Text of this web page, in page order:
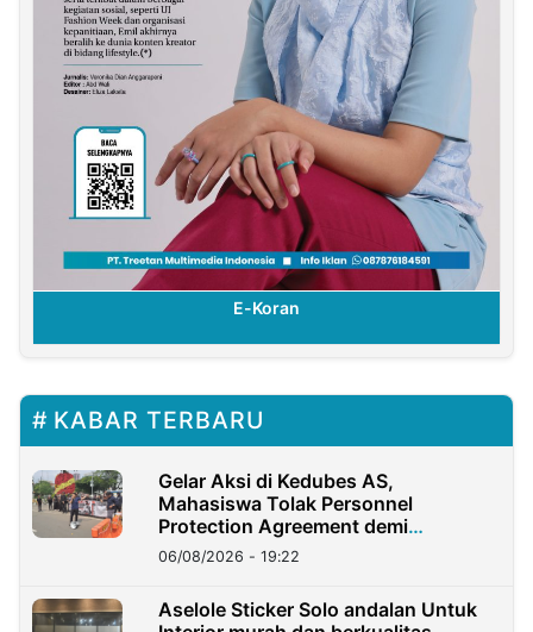
E-Koran
KABAR TERBARU
Gelar Aksi di Kedubes AS,
Mahasiswa Tolak Personnel
Protection Agreement demi
Kedaulatan Negara
06/08/2026 - 19:22
Aselole Sticker Solo andalan Untuk